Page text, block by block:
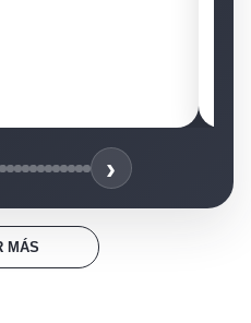
pro egg ?
›
MÁS